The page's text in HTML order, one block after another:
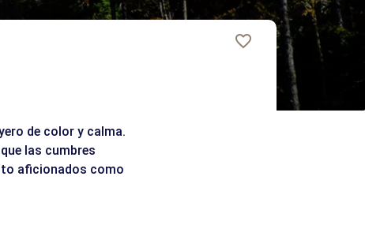
de color y calma.
las cumbres
aficionados como